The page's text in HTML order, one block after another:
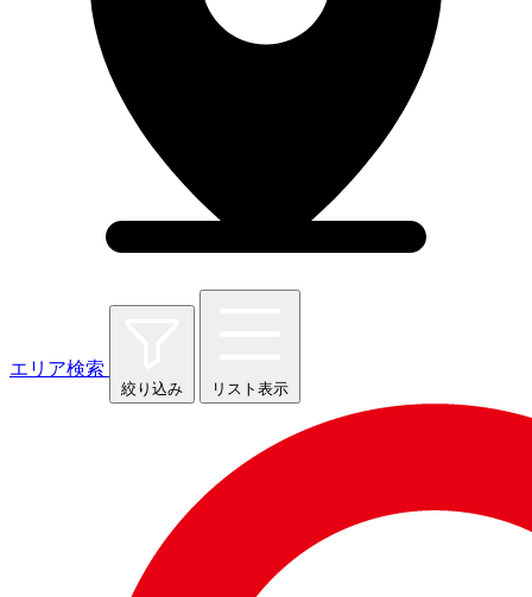
エリア検索
絞り込み リスト表示